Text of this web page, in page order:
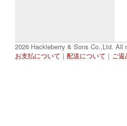
2026 Hackleberry & Sons Co.,Ltd. All
お支払について ｜ 配送について ｜ ご返